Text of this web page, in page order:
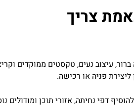
צריך
עיצוב נעים, טקסטים ממוקדים
ליצירת פניה או רכישה.
דפי נחיתה, אזורי תוכן ומודולים